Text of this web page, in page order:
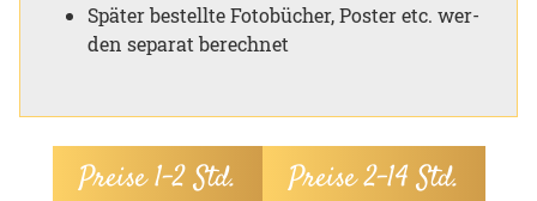
Spä­ter be­stell­te Fo­to­bücher, Pos­ter etc. wer­
den se­pa­rat be­rech­net
Preise 1–2 Std.
Preise 2–14 Std.